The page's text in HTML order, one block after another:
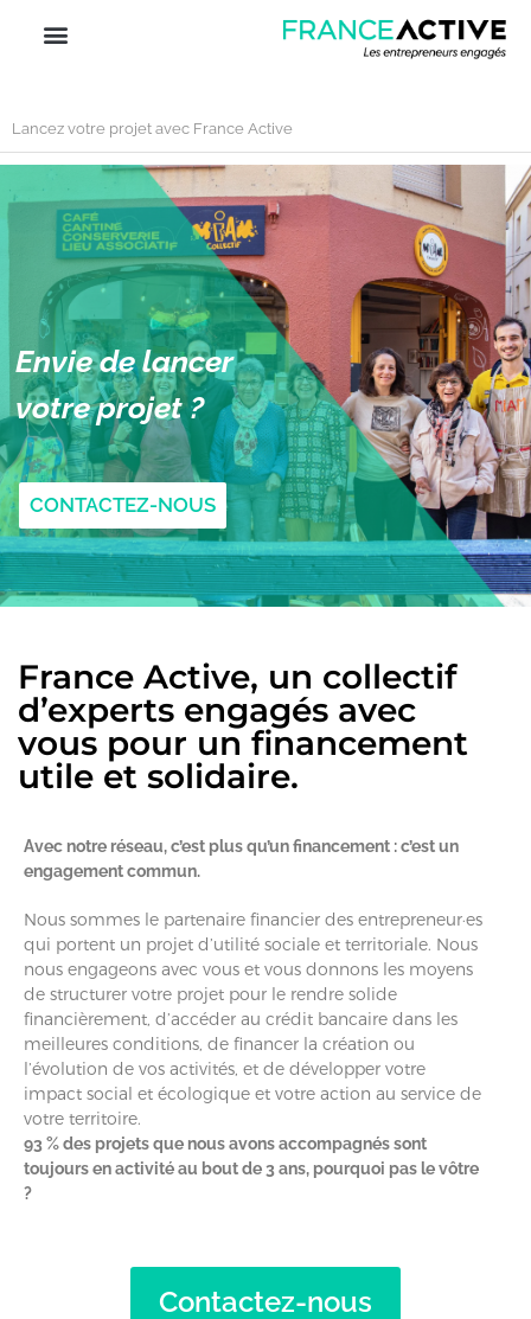
Lancez votre projet avec France Active
Envie de lancer
votre projet ?​
CONTACTEZ-NOUS
France Active, un collectif
d’experts engagés avec
vous pour un financement
utile et solidaire.
Avec notre réseau, c’est plus qu’un financement : c’est un
engagement commun.
Nous sommes le partenaire financier des entrepreneur·es
qui portent un projet d’utilité sociale et territoriale. Nous
nous engageons avec vous et vous donnons les moyens
de structurer votre projet pour le rendre solide
financièrement, d’accéder au crédit bancaire dans les
meilleures conditions, de financer la création ou
l’évolution de vos activités, et de développer votre
impact social et écologique et votre action au service de
votre territoire.
93 % des projets que nous avons accompagnés sont
toujours en activité au bout de 3 ans, pourquoi pas le vôtre
?
Contactez-nous